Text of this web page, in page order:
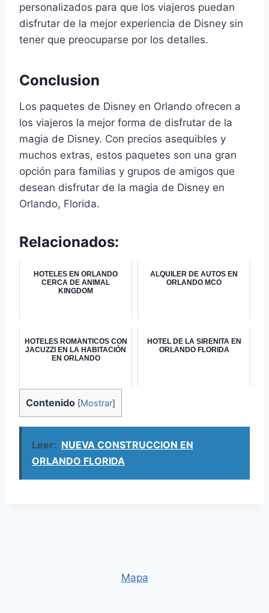
personalizados para que los viajeros puedan
disfrutar de la mejor experiencia de Disney sin
tener que preocuparse por los detalles.
Conclusion
Los paquetes de Disney en Orlando ofrecen a
los viajeros la mejor forma de disfrutar de la
magia de Disney. Con precios asequibles y
muchos extras, estos paquetes son una gran
opción para familias y grupos de amigos que
desean disfrutar de la magia de Disney en
Orlando, Florida.
Relacionados:
HOTELES EN ORLANDO
CERCA DE ANIMAL
KINGDOM
ALQUILER DE AUTOS EN
ORLANDO MCO
HOTELES ROMÁNTICOS CON
JACUZZI EN LA HABITACIÓN
EN ORLANDO
HOTEL DE LA SIRENITA EN
ORLANDO FLORIDA
Contenido [Mostrar]
Leer: NUEVA CONSTRUCCION EN
ORLANDO FLORIDA
Mapa